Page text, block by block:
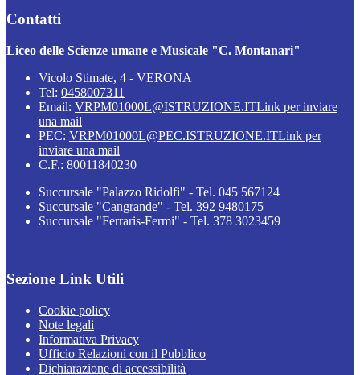
Contatti
Liceo delle Scienze umane e Musicale "C. Montanari"
Vicolo Stimate, 4 - VERONA
Tel: 0458007311
Email: VRPM01000L@ISTRUZIONE.ITLink per inviare
una mail
PEC: VRPM01000L@PEC.ISTRUZIONE.ITLink per
inviare una mail
C.F.: 80011840230
Succursale "Palazzo Ridolfi" - Tel. 045 567124
Succursale "Cangrande" - Tel. 392 9480175
Succursale "Ferraris-Fermi" - Tel. 378 3023459
Sezione Link Utili
Cookie policy
Note legali
Informativa Privacy
Ufficio Relazioni con il Pubblico
Dichiarazione di accessibilità